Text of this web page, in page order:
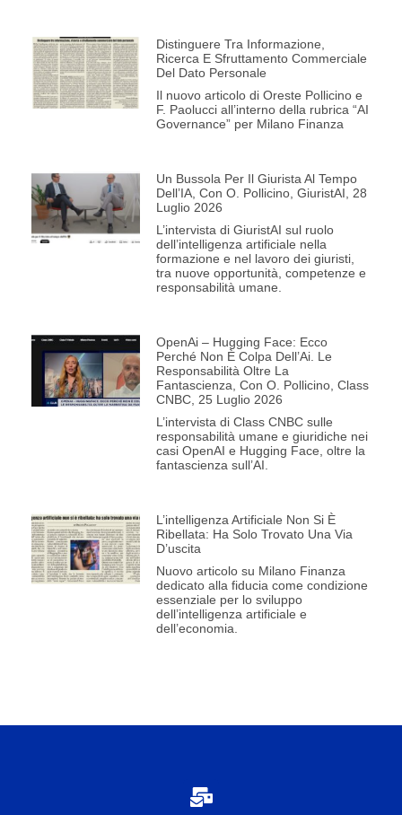
Distinguere Tra Informazione,
Ricerca E Sfruttamento Commerciale
Del Dato Personale
Il nuovo articolo di Oreste Pollicino e
F. Paolucci all’interno della rubrica “AI
Governance” per Milano Finanza
Un Bussola Per Il Giurista Al Tempo
Dell’IA, Con O. Pollicino, GiuristAI, 28
Luglio 2026
L’intervista di GiuristAI sul ruolo
dell’intelligenza artificiale nella
formazione e nel lavoro dei giuristi,
tra nuove opportunità, competenze e
responsabilità umane.
OpenAi – Hugging Face: Ecco
Perché Non È Colpa Dell’Ai. Le
Responsabilità Oltre La
Fantascienza, Con O. Pollicino, Class
CNBC, 25 Luglio 2026
L’intervista di Class CNBC sulle
responsabilità umane e giuridiche nei
casi OpenAI e Hugging Face, oltre la
fantascienza sull’AI.
L’intelligenza Artificiale Non Si È
Ribellata: Ha Solo Trovato Una Via
D’uscita
Nuovo articolo su Milano Finanza
dedicato alla fiducia come condizione
essenziale per lo sviluppo
dell’intelligenza artificiale e
dell’economia.